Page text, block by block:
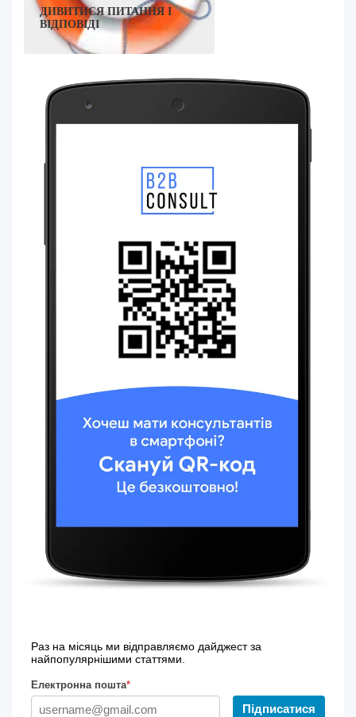
ДИВИТИСЯ ПИТАННЯ І
ВІДПОВІДІ
Раз на місяць ми відправляємо дайджест за
найпопулярнішими статтями.
Електронна пошта*
Підписатися